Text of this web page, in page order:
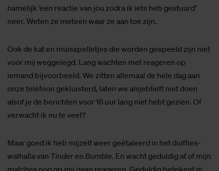
namelijk ‘een reactie van jou zodra ik iets heb gestuurd’
neer. Weten ze meteen waar ze aan toe zijn.
Ook de kat en muisspelletjes die worden gespeeld zijn niet
voor mij weggelegd. Lang wachten met reageren op
iemand bijvoorbeeld. We zitten allemaal de hele dag aan
onze telefoon gekluisterd, laten we alsjeblieft niet doen
alsof je de berichten voor 16 uur lang niet hebt gezien. Of
verwacht ik nu te veel?
Maar goed ik heb mijzelf weer geëtaleerd in het duiffies-
walhalla van Tinder en Bumble. En wacht geduldig af of mijn
matches nog op mij gaan reageren. Geduldig betekent in